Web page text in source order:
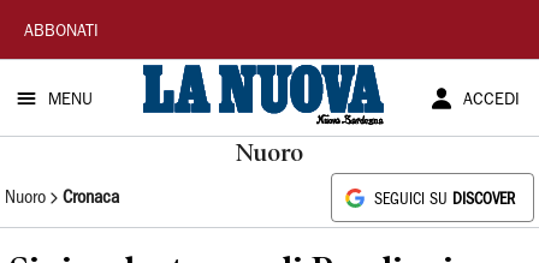
La
Nuova
Sardegna
ABBONATI
MENU ACCEDI
Nuoro
Nuoro Cronaca SEGUICI SU DISCOVER